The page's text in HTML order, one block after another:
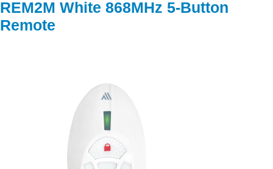
REM2M White 868MHz 5-Button
Remote